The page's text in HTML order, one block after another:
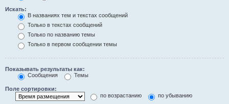
Искать:
В названиях тем и текстах сообщений
Только в текстах сообщений
Только по названию темы
Только в первом сообщении темы
Показывать результаты как:
Сообщения
Темы
Поле сортировки:
по возрастанию
по убыванию